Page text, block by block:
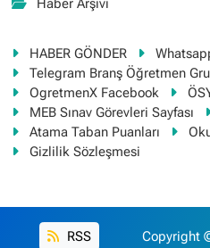
Haber Arşivi
HABER GÖNDER
Telegram Branş Öğretmen
OgretmenX Facebook
MEB Sınav Görevleri Sayfası
Atama Taban Puanları
Gizlilik Sözleşmesi
RSS Copyright